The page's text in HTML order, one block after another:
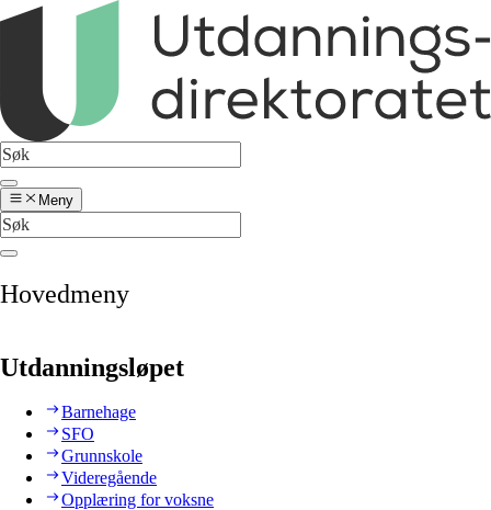
Meny
Hovedmeny
Utdanningsløpet
Barnehage
SFO
Grunnskole
Videregående
Opplæring for voksne